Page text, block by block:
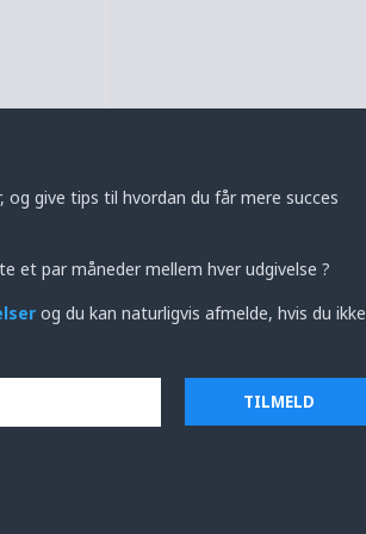
give tips til hvordan du får mere succes
et par måneder mellem hver udgivelse ?
og du kan naturligvis afmelde, hvis du ikke